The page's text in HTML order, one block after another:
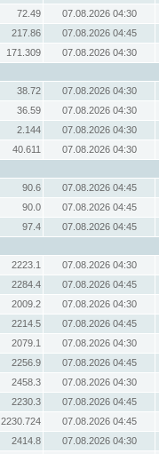
72.49
07.08.2026 04:30
217.86
07.08.2026 04:45
171.309
07.08.2026 04:30
38.72
07.08.2026 04:30
36.59
07.08.2026 04:30
2.144
07.08.2026 04:30
40.611
07.08.2026 04:30
90.6
07.08.2026 04:45
90.0
07.08.2026 04:45
97.4
07.08.2026 04:45
2223.1
07.08.2026 04:30
2284.4
07.08.2026 04:45
2009.2
07.08.2026 04:30
2214.5
07.08.2026 04:45
2079.1
07.08.2026 04:30
2256.9
07.08.2026 04:45
2458.3
07.08.2026 04:30
2230.3
07.08.2026 04:45
2230.724
07.08.2026 04:45
2414.8
07.08.2026 04:30